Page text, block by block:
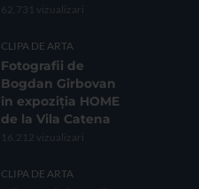
62.731 vizualizari
CLIPA DE ARTA
Fotografii de
Bogdan Gîrbovan
în expoziția HOME
de la Vila Catena
16.212 vizualizari
CLIPA DE ARTA